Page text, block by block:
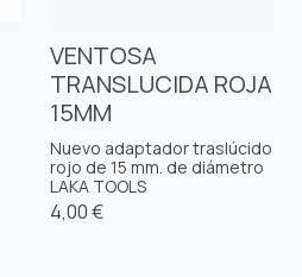
VENTOSA
TRANSLUCIDA ROJA
15MM
Nuevo adaptador traslúcido
rojo de 15 mm. de diámetro
LAKA TOOLS
4,00 €